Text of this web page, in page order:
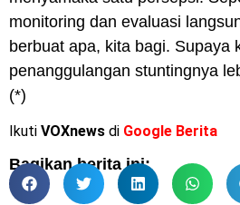
monitoring dan evaluasi
berbuat apa, kita bagi. Supaya
penanggulangan stuntingnya
(*)
Ikuti VOXnews di Google Berita
Bagikan berita ini: